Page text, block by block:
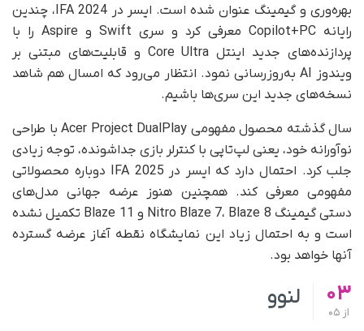
بهره‌وری و گیمینگ عنوان شده است. ایسر در IFA 2024، چندین
رایانه Copilot+PC معرفی کرد و سری Swift و Aspire را با
پردازنده‌های جدید اینتل Core Ultra و قابلیت‌های مبتنی بر
ویندوز AI به‌روزرسانی نمود. انتظار می‌رود که امسال هم شاهد
نسخه‌های جدید این سری‌ها باشیم.
سال گذشته محصول مفهومی Acer Project DualPlay با طراحی
نوآورانه خود، یعنی لپ‌تاپی با کنترلر بازی جداشونده، توجه زیادی
جلب کرد. احتمال دارد که ایسر در IFA 2025 دوباره محصولاتی
مفهومی معرفی کند. همچنین هنوز عرضه جهانی مدل‌های
دستی گیمینگ Nitro Blaze 7، Blaze 8 و Blaze 11 تکمیل نشده
است و به احتمال زیاد این نمایشگاه نقطه آغاز عرضه گسترده
آنها خواهد بود.
03
از
لنوو